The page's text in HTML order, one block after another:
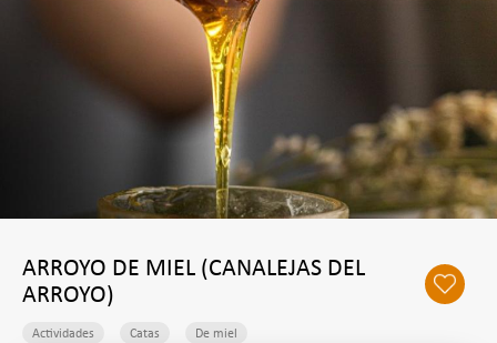
NATURALEZA
ACTIVIDADES PARA DISFRUTAR
CONÓCENOS
ARROYO DE MIEL (CANALEJAS DEL
ARROYO)
Actividades Catas De miel